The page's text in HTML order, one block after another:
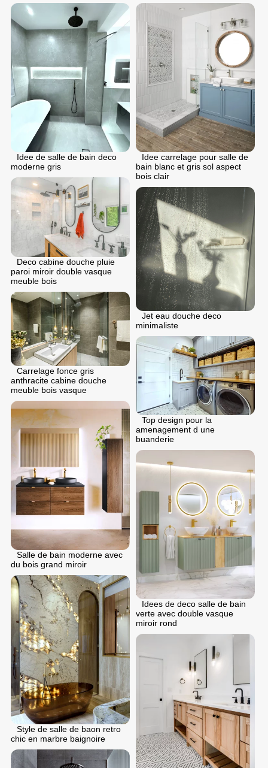
Idee de salle de bain deco
moderne gris
Idee carrelage pour salle de
bain blanc et gris sol aspect
bois clair
Deco cabine douche pluie
paroi miroir double vasque
meuble bois
Jet eau douche deco
minimaliste
Carrelage fonce gris
anthracite cabine douche
meuble bois vasque
Top design pour la
amenagement d une
buanderie
Salle de bain moderne avec
du bois grand miroir
Idees de deco salle de bain
verte avec double vasque
miroir rond
Style de salle de baon retro
chic en marbre baignoire